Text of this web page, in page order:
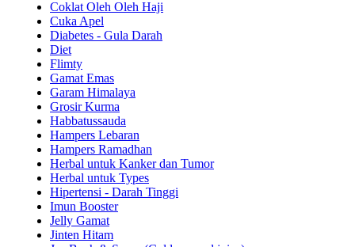
Coklat Oleh Oleh Haji
Cuka Apel
Diabetes - Gula Darah
Diet
Flimty
Gamat Emas
Garam Himalaya
Grosir Kurma
Habbatussauda
Hampers Lebaran
Hampers Ramadhan
Herbal untuk Kanker dan Tumor
Herbal untuk Types
Hipertensi - Darah Tinggi
Imun Booster
Jelly Gamat
Jinten Hitam